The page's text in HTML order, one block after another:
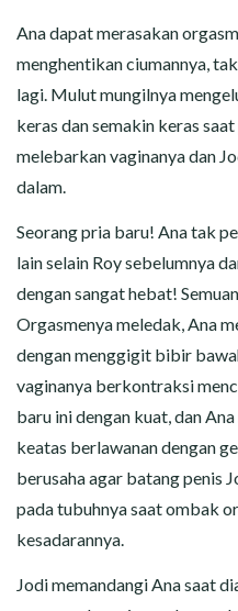
Ana dapat merasakan
menghentikan ciumannya,
lagi. Mulut mungilnya
keras dan semakin keras
melebarkan vaginanya dan
dalam.
Seorang pria baru! Ana tak
lain selain Roy sebelumnya
dengan sangat hebat!
Orgasmenya meledak, Ana
dengan menggigit bibir
vaginanya berkontraksi
baru ini dengan kuat, dan
keatas berlawanan dengan
berusaha agar batang penis
pada tubuhnya saat ombak
kesadarannya.
Jodi memandangi Ana saat